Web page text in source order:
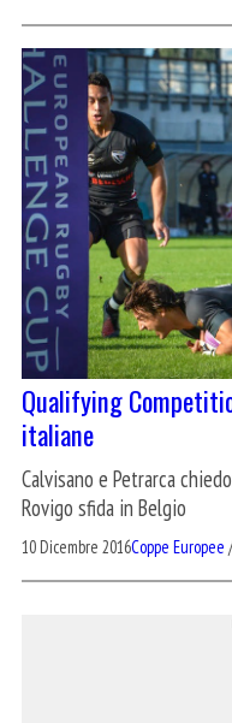
Qualifying
italiane
Calvisano e Petrarca
Rovigo sfida in Belgio
10 Dicembre 2016Coppe Europee